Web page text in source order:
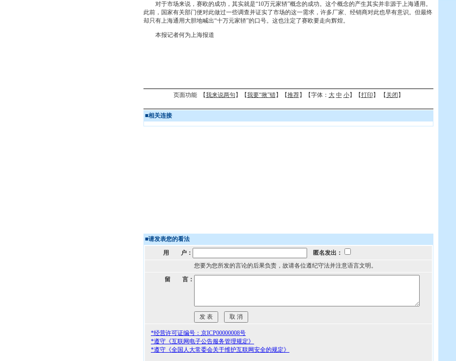
对于市场来说，赛欧的成功，其实就是“10万元家轿”概念的成功。这个概念的产生其实并非源于上海通用。
此前，国家有关部门便对此做过一些调查并证实了市场的这一需求，许多厂家、经销商对此也早有意识。但最终
却只有上海通用大胆地喊出“十万元家轿”的口号。这也注定了赛欧要走向辉煌。
本报记者何为上海报道
页面功能 【我来说两句 】【我要“揪”错】【推荐】【字体： 大 中 小】【打印 】 【 关闭 】
■相关连接
■请发表您的看法
用 户：
匿名发出：
您要为您所发的言论的后果负责，故请各位遵纪守法并注意语言文明。
留 言：
*经营许可证编号：京ICP00000008号
*遵守《互联网电子公告服务管理规定》
*遵守《全国人大常委会关于维护互联网安全的规定》